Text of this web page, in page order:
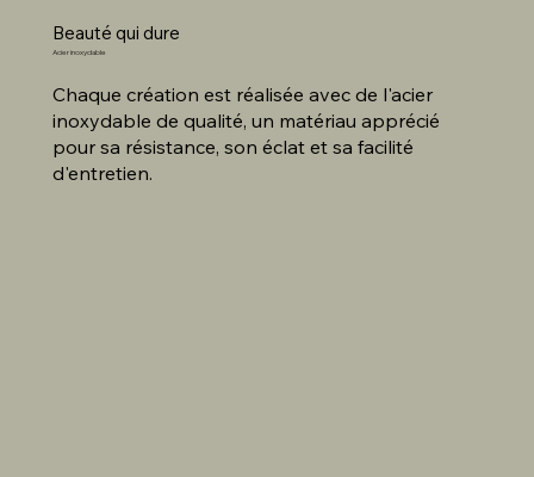
Beauté qui dure
Acier inoxydable
Chaque création est réalisée avec de l'acier
inoxydable de qualité, un matériau apprécié
pour sa résistance, son éclat et sa facilité
d'entretien.